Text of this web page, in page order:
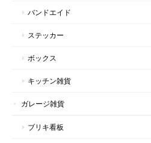
バンドエイド
ステッカー
ボックス
キッチン雑貨
ガレージ雑貨
ブリキ看板